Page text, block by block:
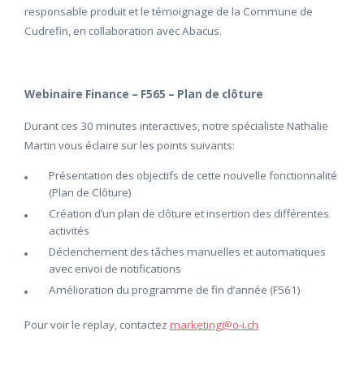
responsable produit et le témoignage de la Commune de
Cudrefin, en collaboration avec Abacus.
Webinaire Finance – F565 – Plan de clôture
Durant ces 30 minutes interactives, notre spécialiste Nathalie
Martin vous éclaire sur les points suivants:
Présentation des objectifs de cette nouvelle fonctionnalité
(Plan de Clôture)
Création d’un plan de clôture et insertion des différentes
activités
Déclenchement des tâches manuelles et automatiques
avec envoi de notifications
Amélioration du programme de fin d’année (F561)
Pour voir le replay, contactez marketing@o-i.ch